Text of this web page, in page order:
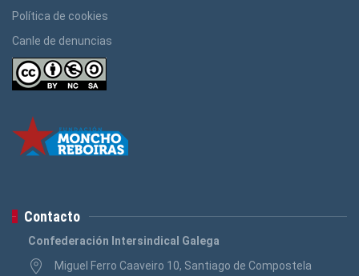
Política de cookies
Canle de denuncias
Contacto
Confederación Intersindical Galega
Miguel Ferro Caaveiro 10, Santiago de Compostela